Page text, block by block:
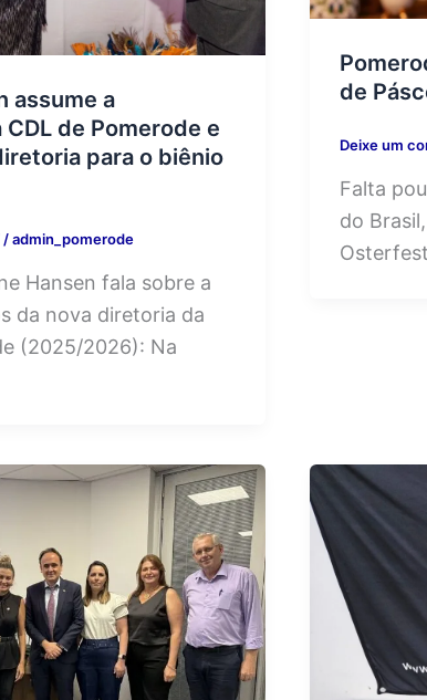
assume a
de Pomerode e
para o biênio
/admin_pomerode
Hansen fala sobre a
da nova diretoria da
(2025/2026): Na
de
Deixe um
Falta
do